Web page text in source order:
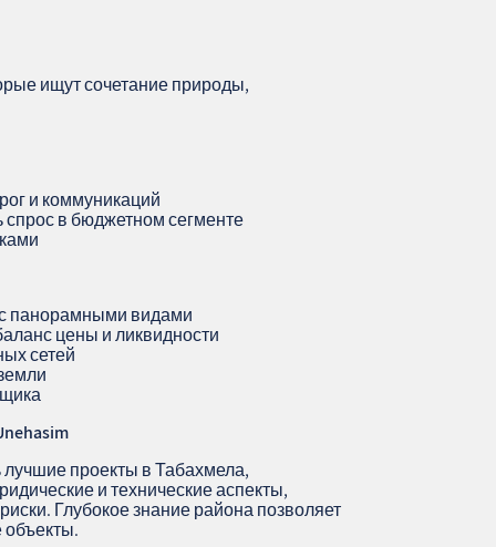
ищут сочетание природы,
и коммуникаций
спрос в бюджетном сегменте
панорамными видами
цены и ликвидности
сетей
лучшие проекты в Табахмела,
и технические аспекты,
Глубокое знание района позволяет
объекты.